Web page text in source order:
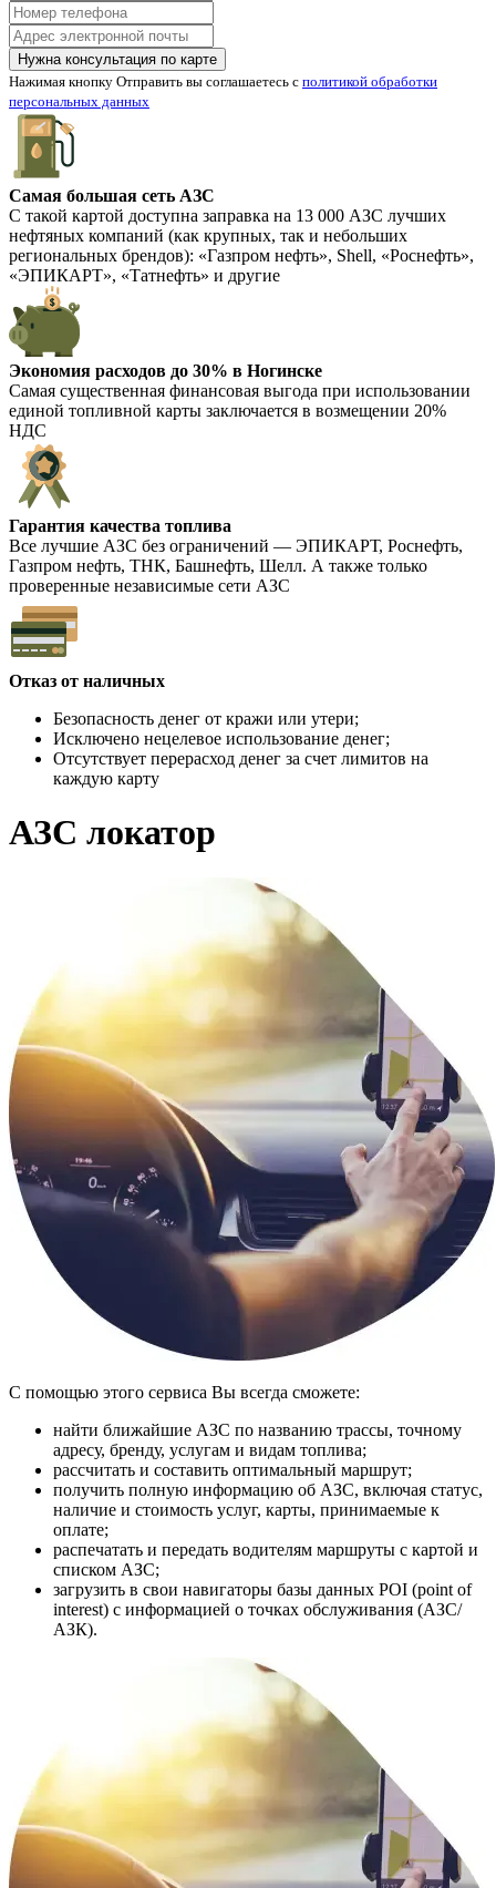
Нужна консультация по карте
Нажимая кнопку Отправить вы соглашаетесь с политикой обработки
персональных данных
Самая большая сеть АЗС
С такой картой доступна заправка на 13 000 АЗС лучших
нефтяных компаний (как крупных, так и небольших
региональных брендов): «Газпром нефть», Shell, «Роснефть»,
«ЭПИКАРТ», «Татнефть» и другие
Экономия расходов до 30% в Ногинске
Самая существенная финансовая выгода при использовании
единой топливной карты заключается в возмещении 20%
НДС
Гарантия качества топлива
Все лучшие АЗС без ограничений ― ЭПИКАРТ, Роснефть,
Газпром нефть, ТНК, Башнефть, Шелл. А также только
проверенные независимые сети АЗС
Отказ от наличных
Безопасность денег от кражи или утери;
Исключено нецелевое использование денег;
Отсутствует перерасход денег за счет лимитов на
каждую карту
АЗС локатор
С помощью этого сервиса Вы всегда сможете:
найти ближайшие АЗС по названию трассы, точному
адресу, бренду, услугам и видам топлива;
рассчитать и составить оптимальный маршрут;
получить полную информацию об АЗС, включая статус,
наличие и стоимость услуг, карты, принимаемые к
оплате;
распечатать и передать водителям маршруты с картой и
списком АЗС;
загрузить в свои навигаторы базы данных POI (point of
interest) с информацией о точках обслуживания (АЗС/
АЗК).